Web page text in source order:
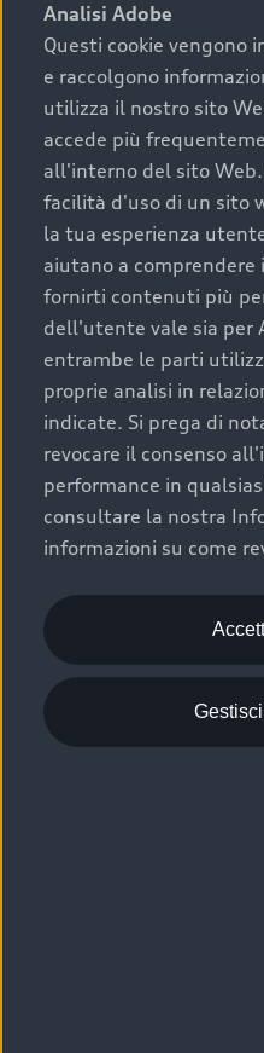
chilometraggio: un
uno stato migliore del
durata nel tempo;
cronologia dei
completa della vettura
costante e accurata;
condizioni della
buona conservazione
precedente
efficienza meccanica:
componenti principali
prestazioni affidabili e
Acquistare un’auto usata
Audi che offre l’usato
Scelta :plus, significa
sottoposto a 110 controlli
garanzia fino a 4 anni per
acquisto.
Analisi Adobe
Questi cookie vengono
e raccolgono
utilizza il nostro sito
accede più
all'interno del sito
facilità d'uso di un sito
la tua esperienza
aiutano a
fornirti contenuti più
dell'utente vale sia per
entrambe le parti
proprie analisi in
indicate. Si prega di
revocare il consenso
performance in
consultare la nostra
informazioni su come